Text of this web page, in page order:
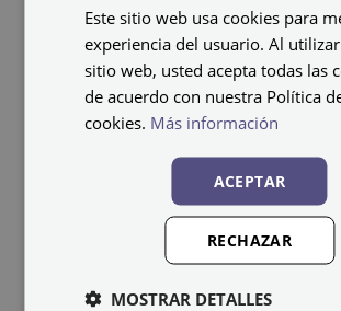
754,44€ IVA no incluido
Este sitio web usa cookies para
experiencia del usuario. Al
sitio web, usted acepta todas las
de acuerdo con nuestra Política
cookies. Más información
ACEPTAR
RECHAZAR
MOSTRAR DETALLES